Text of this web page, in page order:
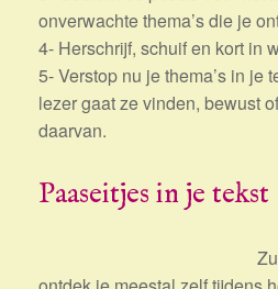
onverwachte thema’s die je
4- Herschrijf, schuif en kort in
5- Verstop nu je thema’s in je
lezer gaat ze vinden, bewust
daarvan.
Paaseitjes in je tekst